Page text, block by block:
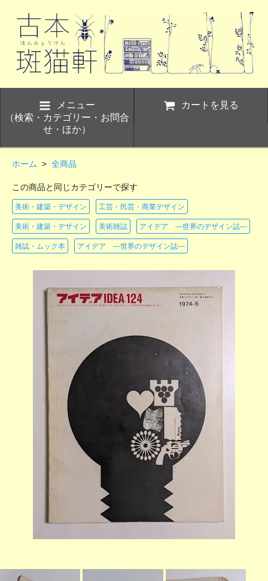
メニュー
（検索・カテゴリー・お問合
せ・ほか）
カートを見る
ホーム > 全商品
この商品と同じカテゴリーで探す
美術・建築・デザイン 工芸・民芸・商業デザイン
美術・建築・デザイン 美術雑誌 アイデア ―世界のデザイン誌―
雑誌・ムック本 アイデア ―世界のデザイン誌―